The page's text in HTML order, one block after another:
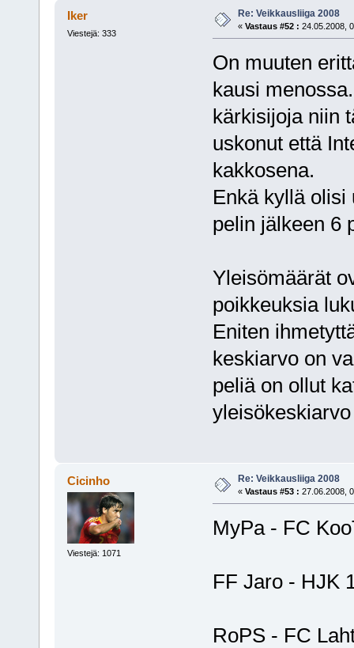
Iker
Viestejä: 333
Re: Veikkausliiga 2008
« Vastaus #52 : 24.05.2008,
On muuten
kausi
kärkisijoja niin
uskonut että
kakkosena.
Enkä kyllä olisi
pelin jälkeen 6
Yleisömäärät
poikkeuksia
Eniten
keskiarvo on
peliä on ollut
Cicinho
Viestejä: 1071
Re: Veikkausliiga 2008
« Vastaus #53 : 27.06.2008,
MyPa - FC
FF Jaro - HJK
RoPS - FC